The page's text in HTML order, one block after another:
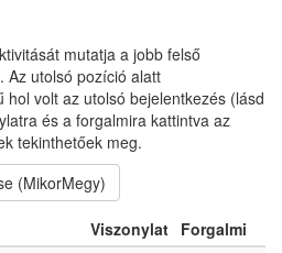
mutatja a jobb felső
Az utolsó pozíció alatt
volt az utolsó bejelentkezés (lásd
és a forgalmira kattintva az
tekinthetőek meg.
(MikorMegy)
Viszonylat Forgalmi